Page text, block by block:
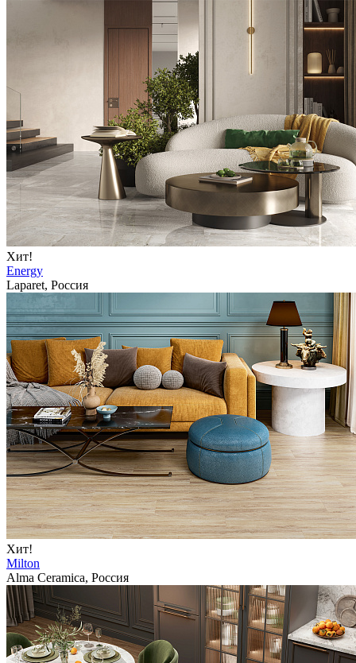
Хит!
Energy
Laparet, Россия
Хит!
Milton
Alma Ceramica, Россия